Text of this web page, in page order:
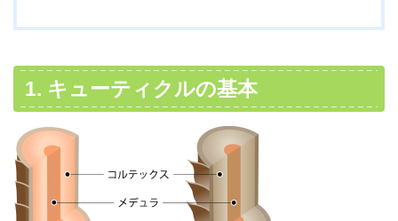
1. キューティクルの基本